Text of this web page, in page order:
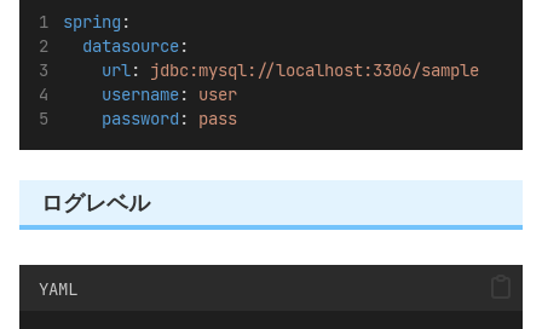
spring :
datasource:
url: jdbc:mysql://localhost:3306/sample
username: user
password : pass
ログレベル
YAML